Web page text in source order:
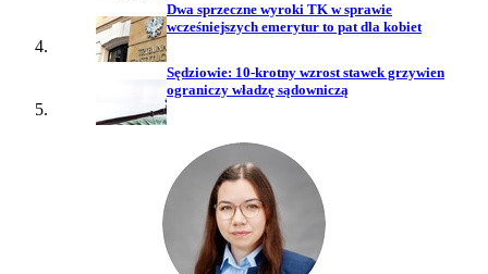
Dwa sprzeczne wyroki TK w sprawie
wcześniejszych emerytur to pat dla kobiet
Sędziowie: 10-krotny wzrost stawek grzywien
ograniczy władzę sądowniczą